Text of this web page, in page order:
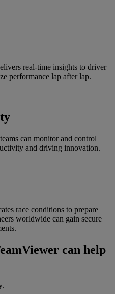
real-time insights to driver
performance lap after lap.
can monitor and control
and driving innovation.
race conditions to prepare
worldwide can gain secure
can help